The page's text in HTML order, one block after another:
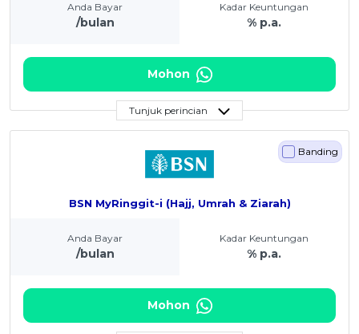
Anda Bayar
/bulan
Kadar Keuntungan
% p.a.
Mohon
Tunjuk perincian
BSN MyRinggit-i (Hajj, Umrah & Ziarah)
Banding
Anda Bayar
/bulan
Kadar Keuntungan
% p.a.
Mohon